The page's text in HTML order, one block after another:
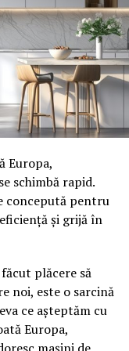
poti ridica, intre 3
20:00)
comandate si prin
se poate face
sau invitatii
Europa,
schimbă rapid.
concepută pentru
și grijă în
plăcere să
noi, este o sarcină
ce așteptăm cu
Europa,